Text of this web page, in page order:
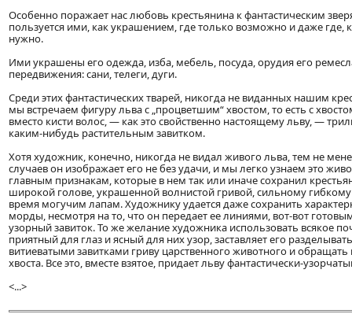
Особенно поражает нас любовь крестьянина к фантастическим
пользуется ими, как украшением, где только возможно и даже где,
нужно.
Ими украшены его одежда, изба, мебель, посуда, орудия его
передвижения: сани, телеги, дуги.
Среди этих фантастических тварей, никогда не виданных нашим
мы встречаем фигуру льва с „процветшим“ хвостом, то есть с
вместо кисти волос, — как это свойственно настоящему льву, —
каким-нибудь растительным завитком.
Хотя художник, конечно, никогда не видал живого льва, тем не
случаев он изображает его не без удачи, и мы легко узнаем это
главным признакам, которые в нем так или иначе сохранил
широкой голове, украшенной волнистой гривой, сильному
время могучим лапам. Художнику удается даже сохранить
морды, несмотря на то, что он передает ее линиями, вот-вот
узорный завиток. То же желание художника использовать всякое
приятный для глаз и ясный для них узор, заставляет его
витиеватыми завитками гриву царственного животного и обращать
хвоста. Все это, вместе взятое, придает льву фантастически-
<...>